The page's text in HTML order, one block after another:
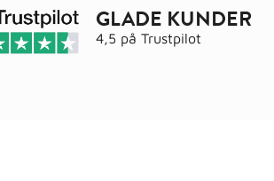
GLADE KUNDER
4,5 på Trustpilot